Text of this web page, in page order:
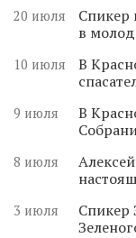
20 июля
Спикер
в
10 июля
В
9 июля
В
8 июля
3 июля
Спикер